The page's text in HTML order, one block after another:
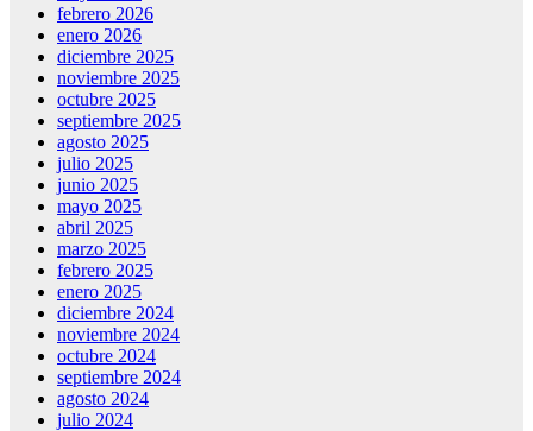
febrero 2026
enero 2026
diciembre 2025
noviembre 2025
octubre 2025
septiembre 2025
agosto 2025
julio 2025
junio 2025
mayo 2025
abril 2025
marzo 2025
febrero 2025
enero 2025
diciembre 2024
noviembre 2024
octubre 2024
septiembre 2024
agosto 2024
julio 2024